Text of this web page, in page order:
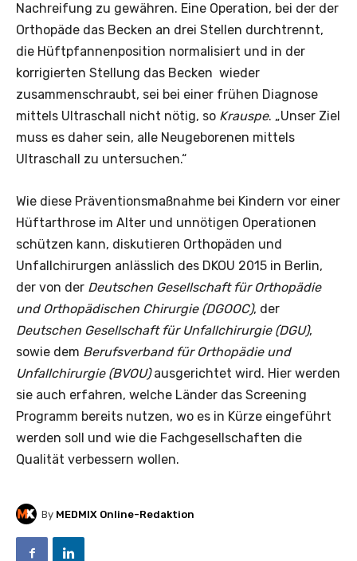
Nachreifung zu gewähren. Eine Operation, bei der der
Orthopäde das Becken an drei Stellen durchtrennt,
die Hüftpfannenposition normalisiert und in der
korrigierten Stellung das Becken wieder
zusammenschraubt, sei bei einer frühen Diagnose
mittels Ultraschall nicht nötig, so Krauspe. „Unser Ziel
muss es daher sein, alle Neugeborenen mittels
Ultraschall zu untersuchen.“
Wie diese Präventionsmaßnahme bei Kindern vor einer
Hüftarthrose im Alter und unnötigen Operationen
schützen kann, diskutieren Orthopäden und
Unfallchirurgen anlässlich des DKOU 2015 in Berlin,
der von der Deutschen Gesellschaft für Orthopädie
und Orthopädischen Chirurgie (DGOOC), der
Deutschen Gesellschaft für Unfallchirurgie (DGU),
sowie dem Berufsverband für Orthopädie und
Unfallchirurgie (BVOU)ausgerichtet wird. Hier werden
sie auch erfahren, welche Länder das Screening
Programm bereits nutzen, wo es in Kürze eingeführt
werden soll und wie die Fachgesellschaften die
Qualität verbessern wollen.
By MEDMIX Online-Redaktion